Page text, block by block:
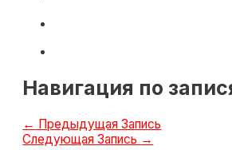
Навигация по
← Предыдущая Запись
Следующая Запись →